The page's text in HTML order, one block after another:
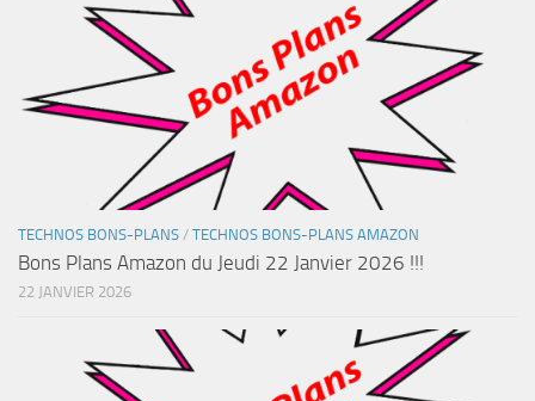
TECHNOS BONS-PLANS / TECHNOS BONS-PLANS AMAZON
Bons Plans Amazon du Jeudi 22 Janvier 2026 !!!
22 JANVIER 2026